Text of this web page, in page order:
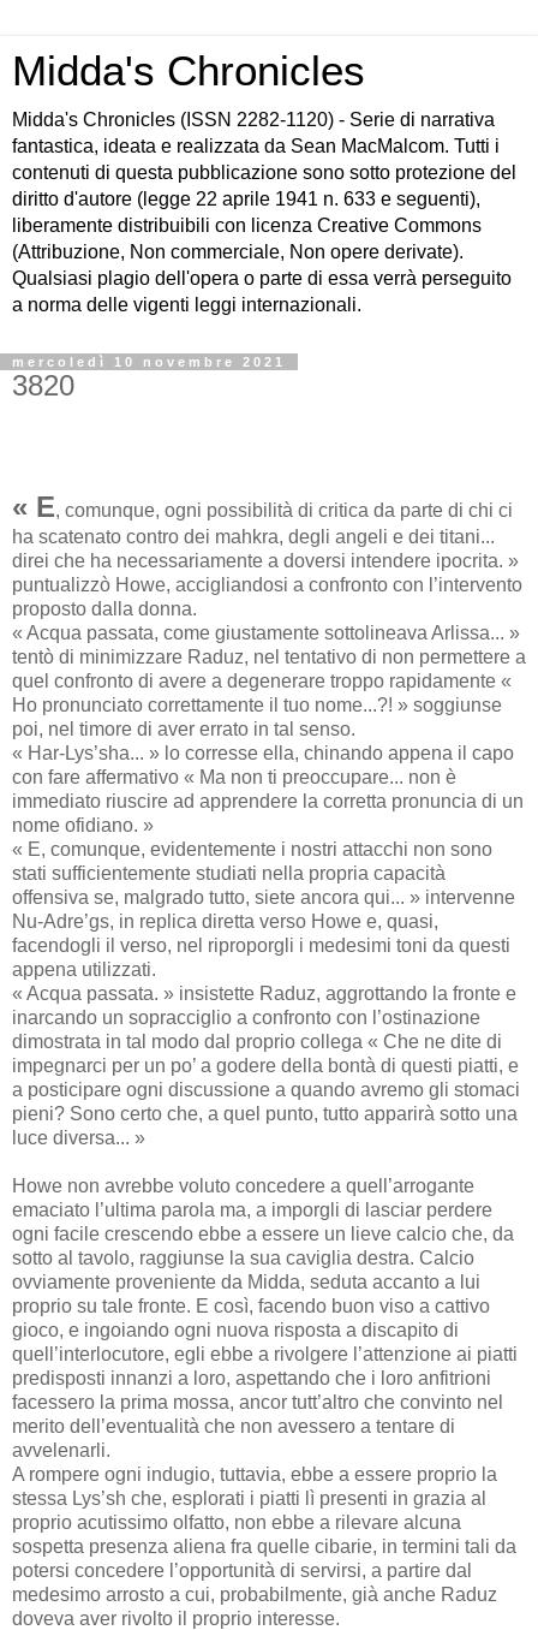
Midda's Chronicles
Midda's Chronicles (ISSN 2282-1120) - Serie di narrativa
fantastica, ideata e realizzata da Sean MacMalcom. Tutti i
contenuti di questa pubblicazione sono sotto protezione del
diritto d'autore (legge 22 aprile 1941 n. 633 e seguenti),
liberamente distribuibili con licenza Creative Commons
(Attribuzione, Non commerciale, Non opere derivate).
Qualsiasi plagio dell'opera o parte di essa verrà perseguito
a norma delle vigenti leggi internazionali.
mercoledì 10 novembre 2021
3820
« E, comunque, ogni possibilità di critica da parte di chi ci
ha scatenato contro dei mahkra, degli angeli e dei titani...
direi che ha necessariamente a doversi intendere ipocrita. »
puntualizzò Howe, accigliandosi a confronto con l’intervento
proposto dalla donna.
« Acqua passata, come giustamente sottolineava Arlissa... »
tentò di minimizzare Raduz, nel tentativo di non permettere a
quel confronto di avere a degenerare troppo rapidamente «
Ho pronunciato correttamente il tuo nome...?! » soggiunse
poi, nel timore di aver errato in tal senso.
« Har-Lys’sha... » lo corresse ella, chinando appena il capo
con fare affermativo « Ma non ti preoccupare... non è
immediato riuscire ad apprendere la corretta pronuncia di un
nome ofidiano. »
« E, comunque, evidentemente i nostri attacchi non sono
stati sufficientemente studiati nella propria capacità
offensiva se, malgrado tutto, siete ancora qui... » intervenne
Nu-Adre’gs, in replica diretta verso Howe e, quasi,
facendogli il verso, nel riproporgli i medesimi toni da questi
appena utilizzati.
« Acqua passata. » insistette Raduz, aggrottando la fronte e
inarcando un sopracciglio a confronto con l’ostinazione
dimostrata in tal modo dal proprio collega « Che ne dite di
impegnarci per un po’ a godere della bontà di questi piatti, e
a posticipare ogni discussione a quando avremo gli stomaci
pieni? Sono certo che, a quel punto, tutto apparirà sotto una
luce diversa... »
Howe non avrebbe voluto concedere a quell’arrogante
emaciato l’ultima parola ma, a imporgli di lasciar perdere
ogni facile crescendo ebbe a essere un lieve calcio che, da
sotto al tavolo, raggiunse la sua caviglia destra. Calcio
ovviamente proveniente da Midda, seduta accanto a lui
proprio su tale fronte. E così, facendo buon viso a cattivo
gioco, e ingoiando ogni nuova risposta a discapito di
quell’interlocutore, egli ebbe a rivolgere l’attenzione ai piatti
predisposti innanzi a loro, aspettando che i loro anfitrioni
facessero la prima mossa, ancor tutt’altro che convinto nel
merito dell’eventualità che non avessero a tentare di
avvelenarli.
A rompere ogni indugio, tuttavia, ebbe a essere proprio la
stessa Lys’sh che, esplorati i piatti lì presenti in grazia al
proprio acutissimo olfatto, non ebbe a rilevare alcuna
sospetta presenza aliena fra quelle cibarie, in termini tali da
potersi concedere l’opportunità di servirsi, a partire dal
medesimo arrosto a cui, probabilmente, già anche Raduz
doveva aver rivolto il proprio interesse.